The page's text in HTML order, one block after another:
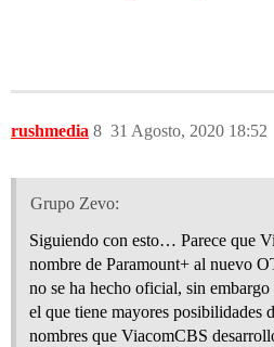
rushmedia 31 Agosto, 2020 18:52
8
Grupo Zevo:
Siguiendo con esto… Parece que
nombre de Paramount+ al nuevo
no se ha hecho oficial, sin
el que tiene mayores posibilidades
nombres que ViacomCBS